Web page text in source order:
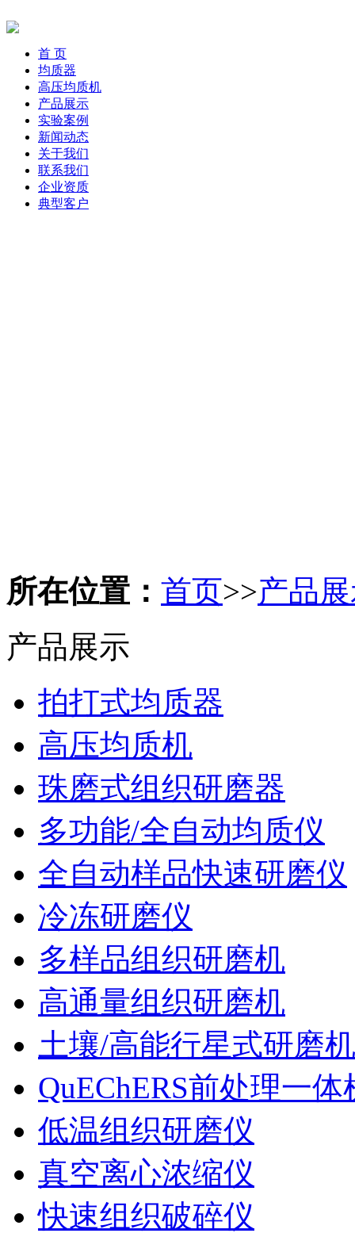
首 页
均质器
高压均质机
产品展示
实验案例
新闻动态
关于我们
联系我们
企业资质
典型客户
所在位置： 首页>>产品
产品展示
拍打式均质器
高压均质机
珠磨式组织研磨器
多功能/全自动均质仪
全自动样品快速研磨仪
冷冻研磨仪
多样品组织研磨机
高通量组织研磨机
土壤/高能行星式研磨机
QuEChERS前处理一体
低温组织研磨仪
真空离心浓缩仪
快速组织破碎仪